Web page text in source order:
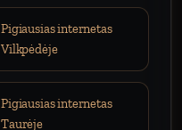
Pigiausias internetas
Vilkpėdėje
Pigiausias internetas
Taurėje